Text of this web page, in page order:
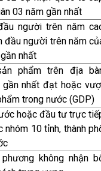
03 năm gần nhất
người trên năm
đầu người trên năm
nhất
phẩm trên địa
gần nhất đạt hoặc
trong nước (GDP)
hoặc đầu tư trực
nhóm 10 tỉnh, thành
không nhận